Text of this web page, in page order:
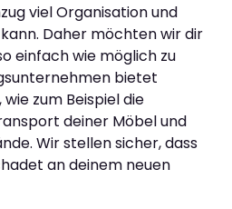
viel Organisation und
Daher möchten wir dir
einfach wie möglich zu
bietet
zum Beispiel die
deiner Möbel und
Wir stellen sicher, dass
an deinem neuen